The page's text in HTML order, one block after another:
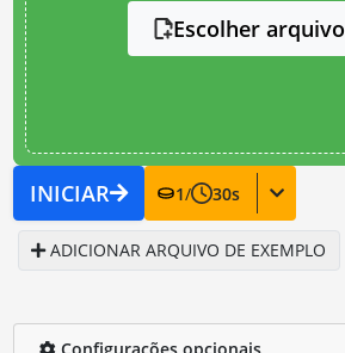
Escolher arquivo
INICIAR 1/ 30s
ADICIONAR ARQUIVO DE EXEMPLO